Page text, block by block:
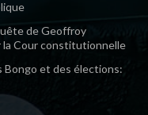
de Geoffroy
la Cour constitutionnelle
Bongo et des élections: